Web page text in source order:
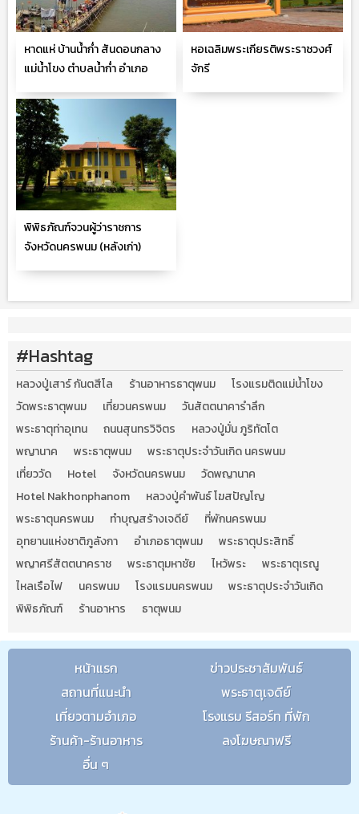
หาดแห่ บ้านน้ำก่ำ สันดอนกลาง
แม่น้ำโขง ตำบลน้ำก่ำ อำเภอ
หอเฉลิมพระเกียรติพระราชวงศ์
จักรี
พิพิธภัณฑ์จวนผู้ว่าราชการ
จังหวัดนครพนม (หลังเก่า)
#Hashtag
หลวงปู่เสาร์ กันตสีโล ร้านอาหารธาตุพนม
โรงแรมติดแม่น้ำโขง
วัดพระธาตุพนม
เที่ยวนครพนม
วันสัตตนาคารำลึก
พระธาตุท่าอุเทน
ถนนสุนทรวิจิตร
หลวงปู่มั่น ภูริทัตโต
พญานาค
พระธาตุพนม
พระธาตุประจำวันเกิด นครพนม
เที่ยววัด
Hotel จังหวัดนครพนม
วัดพญานาค
Hotel Nakhonphanom
หลวงปู่คำพันธ์ โฆสปัญโญ
พระธาตุนครพนม
ทำบุญสร้างเจดีย์
ที่พักนครพนม
อุทยานแห่งชาติภูลังกา
อำเภอธาตุพนม
พระธาตุประสิทธิ์
พญาศรีสัตตนาคราช
พระธาตุมหาชัย ไหว้พระ
พระธาตุเรณู
ไหลเรือไฟ
นครพนม โรงแรมนครพนม
พระธาตุประจำวันเกิด
พิพิธภัณฑ์
ร้านอาหาร ธาตุพนม
หน้าแรก
ข่าวประชาสัมพันธ์
สถานที่แนะนำ
พระธาตุเจดีย์
เที่ยวตามอำเภอ
โรงแรม รีสอร์ท ที่พัก
ร้านค้า-ร้านอาหาร
ลงโฆษณาฟรี
อื่น ๆ